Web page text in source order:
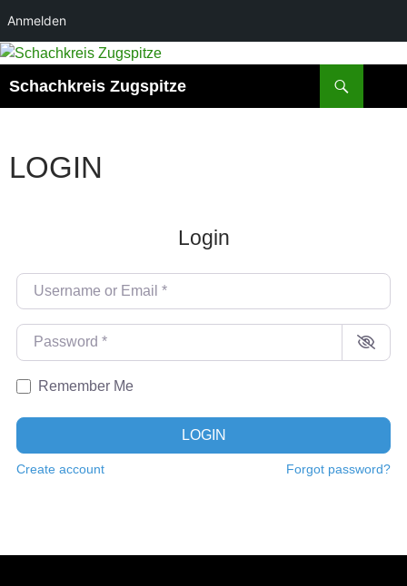
Anmelden
Zum
springen
Schachkreis Zugspitze
LOGIN
Login
Username or Email
Password
Remember Me
LOGIN
Create account Forgot password?